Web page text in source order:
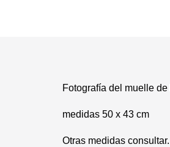
Fotografía del muelle
medidas 50 x 43 cm
Otras medidas